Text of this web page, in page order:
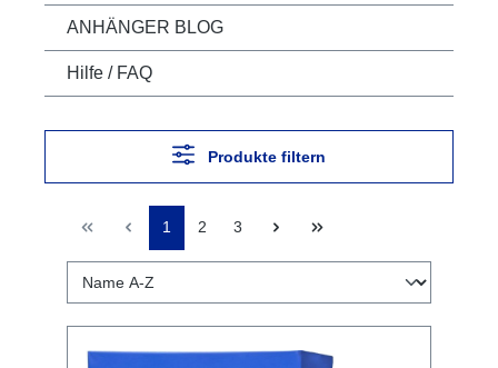
ANHÄNGER BLOG
Hilfe / FAQ
Produkte filtern
1 2 3